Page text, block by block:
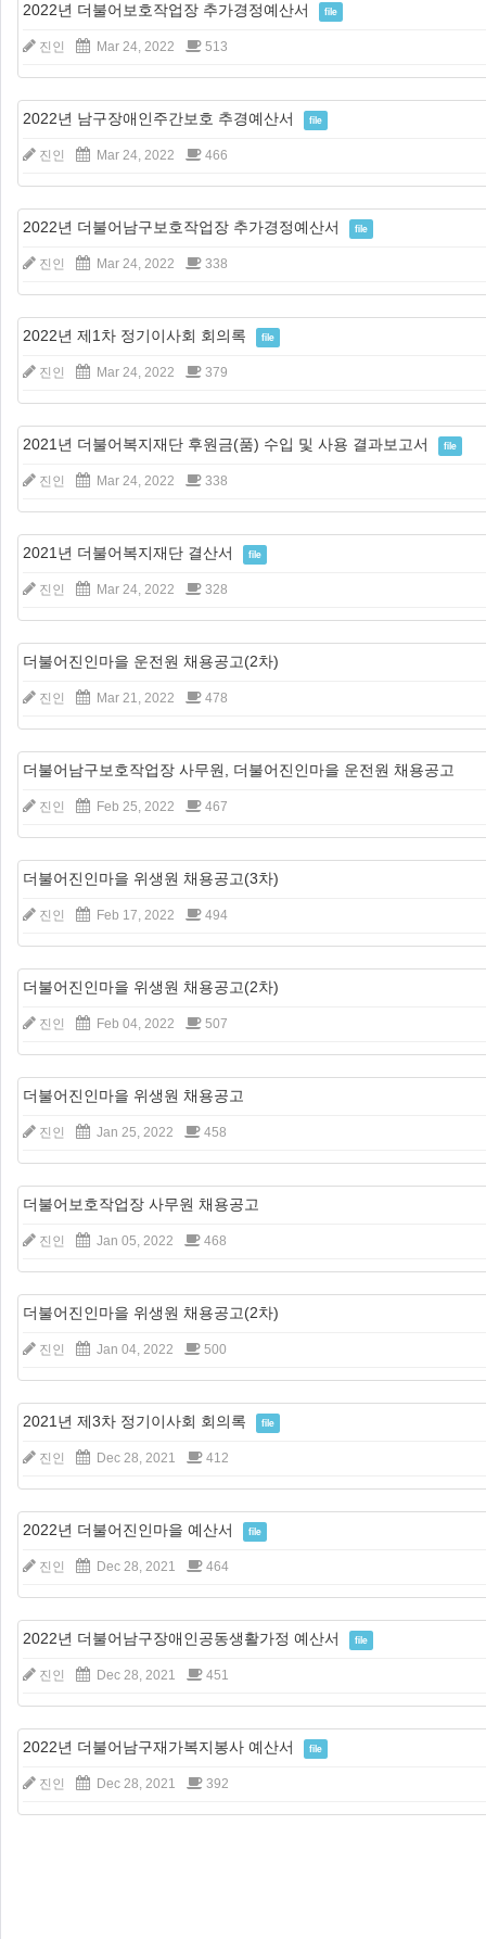
2022년 더불어보호작업장 추가경정예산서 file
진인 Mar 24, 2022 513
2022년 남구장애인주간보호 추경예산서 file
진인 Mar 24, 2022 466
2022년 더불어남구보호작업장 추가경정예산서 file
진인 Mar 24, 2022 338
2022년 제1차 정기이사회 회의록 file
진인 Mar 24, 2022 379
2021년 더불어복지재단 후원금(품) 수입 및 사용 결과보고서 file
진인 Mar 24, 2022 338
2021년 더불어복지재단 결산서 file
진인 Mar 24, 2022 328
더불어진인마을 운전원 채용공고(2차)
진인 Mar 21, 2022 478
더불어남구보호작업장 사무원, 더불어진인마을 운전원 채용공고
진인 Feb 25, 2022 467
더불어진인마을 위생원 채용공고(3차)
진인 Feb 17, 2022 494
더불어진인마을 위생원 채용공고(2차)
진인 Feb 04, 2022 507
더불어진인마을 위생원 채용공고
진인 Jan 25, 2022 458
더불어보호작업장 사무원 채용공고
진인 Jan 05, 2022 468
더불어진인마을 위생원 채용공고(2차)
진인 Jan 04, 2022 500
2021년 제3차 정기이사회 회의록 file
진인 Dec 28, 2021 412
2022년 더불어진인마을 예산서 file
진인 Dec 28, 2021 464
2022년 더불어남구장애인공동생활가정 예산서 file
진인 Dec 28, 2021 451
2022년 더불어남구재가복지봉사 예산서 file
진인 Dec 28, 2021 392